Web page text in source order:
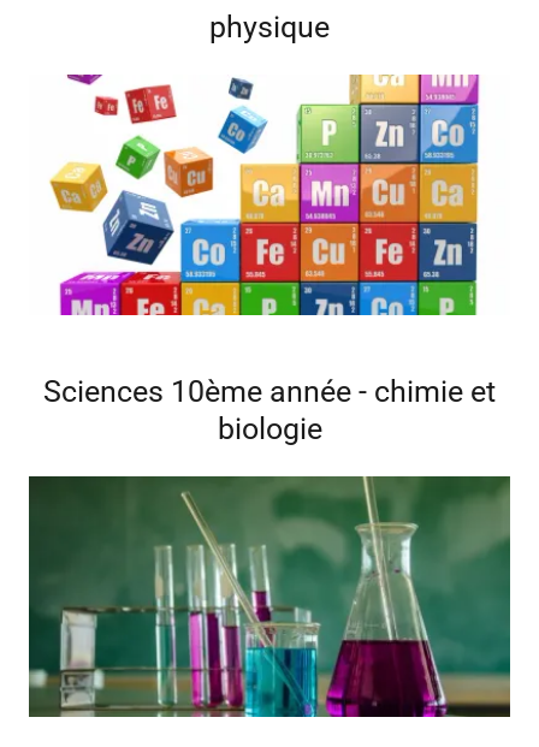
physique
Sciences 10ème année - chimie et
biologie